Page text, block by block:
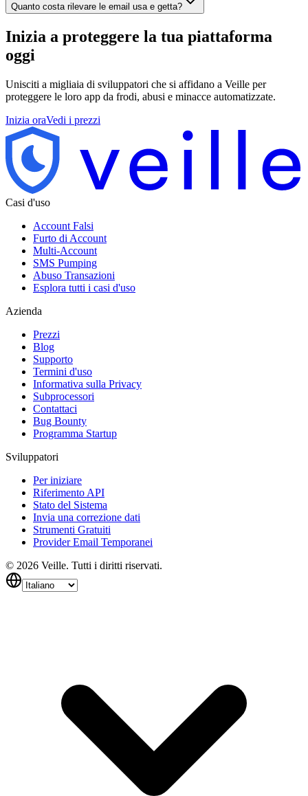
Quanto costa rilevare le email usa e getta?
Inizia a proteggere la tua piattaforma
oggi
Unisciti a migliaia di sviluppatori che si affidano a Veille per
proteggere le loro app da frodi, abusi e minacce automatizzate.
Inizia oraVedi i prezzi
Casi d'uso
Account Falsi
Furto di Account
Multi-Account
SMS Pumping
Abuso Transazioni
Esplora tutti i casi d'uso
Azienda
Prezzi
Blog
Supporto
Termini d'uso
Informativa sulla Privacy
Subprocessori
Contattaci
Bug Bounty
Programma Startup
Sviluppatori
Per iniziare
Riferimento API
Stato del Sistema
Invia una correzione dati
Strumenti Gratuiti
Provider Email Temporanei
© 2026 Veille. Tutti i diritti riservati.